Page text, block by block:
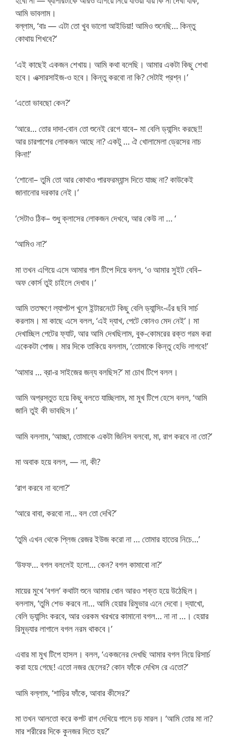
আমি ভাবলাম।
বল্লাম, ‘বাঃ — এটা তো খুব ভালো আইডিয়া! আমিও শুনেছি… কিন্তু
কোথায় শিখবে?’
‘এই কাছেই একজন শেখায়। আমি কথা বলেছি। আমার একটা কিছু শেখা
হবে। এক্সারসাইজ-ও হবে। কিন্তু করবো না কি? সেটাই প্রশ্ন।’
‘এতো ভাবছো কেন?’
‘আরে… তোর দাদা-বোন তো শুনেই রেগে যাবে– মা বেলি ড্যান্সিং করছে!!
আর চারপাশের লোকজন আছে না? একটু … ঐ খোলামেলা ড্রেসের নাচ
কিনা!’
‘শোনো– তুমি তো আর কোথাও পারফরম্যান্স দিতে যাচ্ছ না? কাউকেই
জানানোর দরকার নেই।’
‘সেটাও ঠিক– শুধু ক্লাসের লোকজন দেখবে, আর কেউ না … ‘
‘আমিও না?’
মা তখন এগিয়ে এসে আমার গাল টিপে দিয়ে বলল, ‘ও আমার সুইট বেবি–
অফ কোর্স তুই চাইলে দেখাব।’
আমি ততক্ষণে ল্যাপটপ খুলে ইন্টারনেটে কিছু বেলি ড্যান্সিং-এঁর ছবি সার্চ
করলাম। মা কাছে এসে বলল, ‘এই দ্যাখ, পেটে কোনও মেদ নেই’। মা
দেখাচ্ছিল পেটের ফ্যাট, আর আমি দেখছিলাম, বুক-কোমরের রক্ত গরম করা
একেকটা পোজ। মার দিকে তাকিয়ে বললাম, ‘তোমাকে কিন্তু হেভি লাগবে!’
‘আমার … ব্রা-র সাইজের জন্য বলছিস?’ মা চোখ টিপে বলল।
আমি অপ্রস্তুত হয়ে কিছু বলতে যাচ্ছিলাম, মা মুখ টিপে হেসে বলল, ‘আমি
জানি তুই কী ভাবছিস।’
আমি বললাম, ‘আচ্ছা, তোমাকে একটা জিনিস বলবো, মা, রাগ করবে না তো?’
মা অবাক হয়ে বলল, — না, কী?
‘রাগ করবে না বলো?’
‘আরে বাবা, করবো না… বল তো দেখি?’
‘তুমি এখন থেকে প্লিজ রেজর ইউজ করো না … তোমার হাতের নিচে…’
‘উফফ… বগল বললেই হলো… কেন? বগল কামাবো না?’
মায়ের মুখে ‘বগল’ কথাটা শুনে আমার ধোন আরও শক্ত হয়ে উঠেছিল।
বললাম, ‘তুমি শেভ করবে না… আমি হেয়ার রিমুভার এনে দেবো। দ্যাখো,
বেলি ড্যান্সিং করবে, আর ওরকম খরখরে কামানো বগল… না না …। হেয়ার
রিমুভ্যার লাগালে বগল নরম থাকবে।’
এবার মা মুখ টিপে হাসল। বলল, ‘একজনের দেখছি আমার বগল নিয়ে রিসার্চ
করা হয়ে গেছে! এতো নজর ছেলের? কোন ফাঁকে দেখিস রে এতো?’
আমি বল্লাম, ‘শাড়ির ফাঁকে, আবার কীসের?’
মা তখন আলতো করে কপট রাগ দেখিয়ে গালে চড় মারল। ‘আমি তোর মা না?
মার শরীরের দিকে কুনজর দিতে হয়?’